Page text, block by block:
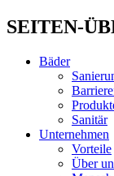
SEITEN-
Bäder
Sanitär
Unternehmen
Vorteile
Über